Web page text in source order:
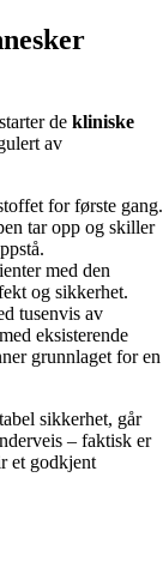
de kliniske
av
for første gang.
tar opp og skiller
med den
og sikkerhet.
tusenvis av
eksisterende
grunnlaget for en
sikkerhet, går
– faktisk er
et godkjent